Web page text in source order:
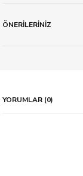
ÖNERİLERİNİZ
YORUMLAR (0)